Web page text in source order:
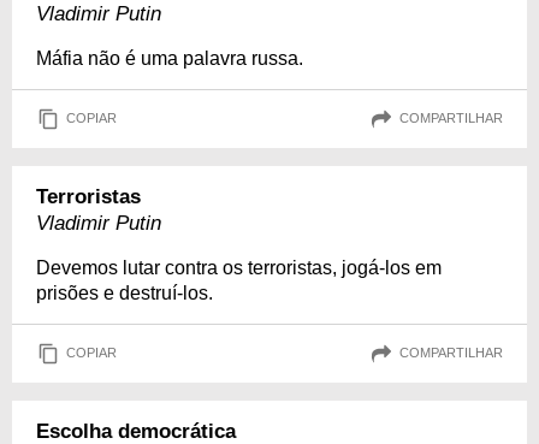
Vladimir Putin
Máfia não é uma palavra russa.
COPIAR COMPARTILHAR
Terroristas
Vladimir Putin
Devemos lutar contra os terroristas, jogá-los em
prisões e destruí-los.
COPIAR COMPARTILHAR
Escolha democrática